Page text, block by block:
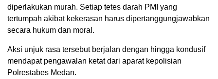
diperlakukan murah. Setiap tetes darah PMI yang
tertumpah akibat kekerasan harus dipertanggungjawabkan
secara hukum dan moral.
Aksi unjuk rasa tersebut berjalan dengan hingga kondusif
mendapat pengawalan ketat dari aparat kepolisian
Polrestabes Medan.